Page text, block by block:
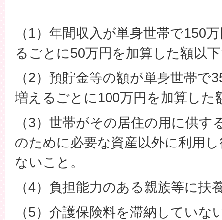
（1）年間収入が単身世帯で150
るごとに50万円を加算した額以
（2）預貯金等の額が単身世帯で
増えるごとに100万円を加算した
（3）世帯がその居住の用に供す
のために必要な資産以外に利用
ないこと。
（4）負担能力のある親族等に
（5）介護保険料を滞納していな